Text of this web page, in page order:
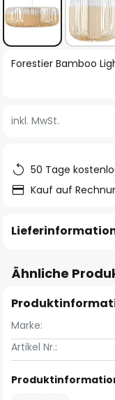
Zum
springen
Forestier Bamboo
inkl. MwSt.
50 Tage
Kauf auf
Ähnliche
Marke:
Artikel Nr.: